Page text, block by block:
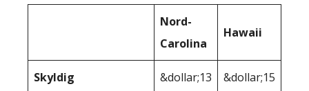
Nord-
Carolina
Hawaii
Skyldig
&dollar;13
&dollar;15